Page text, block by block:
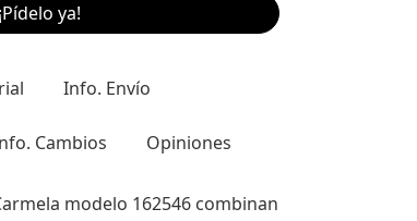
¡Pídelo ya!
Info. Envío
Cambios Opiniones
modelo 162546 combinan